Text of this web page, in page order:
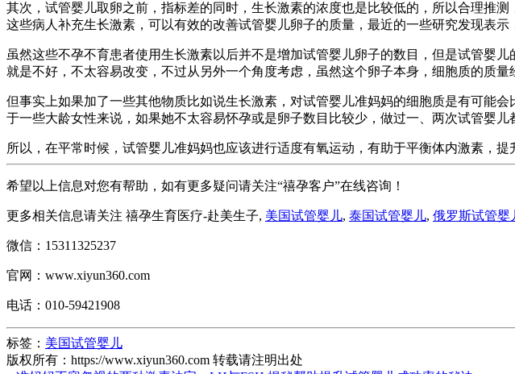
其次，试管婴儿取卵之前，指标差的同时，生长激素的浓度也是比较低的，所以合理推
这些病人补充生长激素，可以有效的改善试管婴儿卵子的质量，最近的一些研究发现表示
虽然这些不孕不育患者使用生长激素以后并不是增加试管婴儿卵子的数目，但是试管婴
就是不好，不太容易改变，不过从另外一个角度考虑，虽然这个卵子本身，细胞质的质
但事实上如果加了一些其他物质比如说生长激素，对试管婴儿准妈妈的细胞质是有可能
于一些大龄女性来说，如果她不太容易怀孕或是卵子数目比较少，做过一、两次试管婴
所以，在平常时候，试管婴儿准妈妈也应该进行适度有氧运动，有助于平衡体内激素，提
希望以上信息对您有帮助，如有更多疑问请关注“禧孕客户”在线咨询！
更多相关信息请关注 禧孕生育医疗-赴美生子, 美国试管婴儿, 泰国试管婴儿, 俄罗斯试管婴
微信：15311325237
官网：www.xiyun360.com
电话：010-59421908
标签： 美国试管婴儿
版权所有：https://www.xiyun360.com 转载请注明出处